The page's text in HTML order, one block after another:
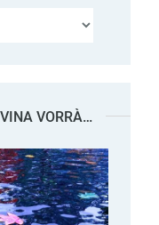
VORRÀ…